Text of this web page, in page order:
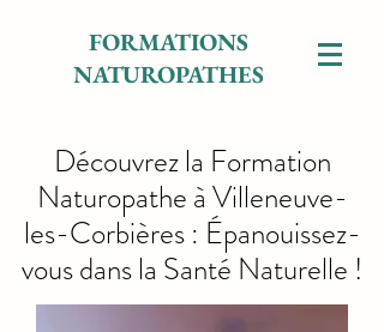
FORMATIONS
NATUROPATHES
Découvrez la Formation
Naturopathe à Villeneuve-
les-Corbières : Épanouissez-
vous dans la Santé Naturelle !